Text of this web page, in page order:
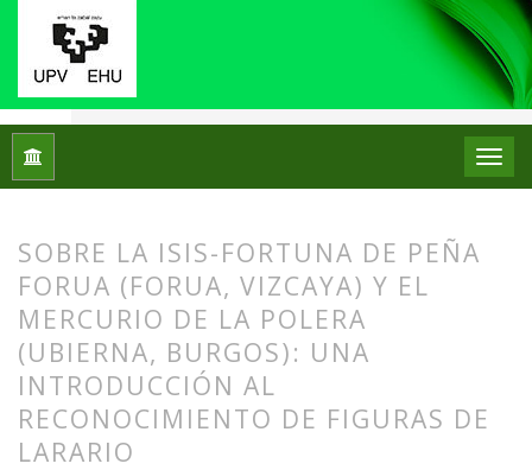
Inicio
SOBRE LA ISIS-FORTUNA DE PEÑA
FORUA (FORUA, VIZCAYA) Y EL
MERCURIO DE LA POLERA
(UBIERNA, BURGOS): UNA
INTRODUCCIÓN AL
RECONOCIMIENTO DE FIGURAS DE
LARARIO